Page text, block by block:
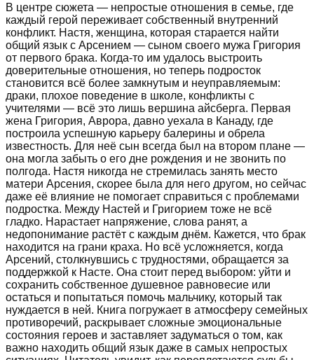
В центре сюжета — непростые отношения в семье, где
каждый герой переживает собственный внутренний
конфликт. Настя, женщина, которая старается найти
общий язык с Арсением — сыном своего мужа Григория
от первого брака. Когда-то им удалось выстроить
доверительные отношения, но теперь подросток
становится всё более замкнутым и неуправляемым:
драки, плохое поведение в школе, конфликты с
учителями — всё это лишь вершина айсберга. Первая
жена Григория, Аврора, давно уехала в Канаду, где
построила успешную карьеру балерины и обрела
известность. Для неё сын всегда был на втором плане —
она могла забыть о его дне рождения и не звонить по
полгода. Настя никогда не стремилась занять место
матери Арсения, скорее была для него другом, но сейчас
даже её влияние не помогает справиться с проблемами
подростка. Между Настей и Григорием тоже не всё
гладко. Нарастает напряжение, слова ранят, а
недопонимание растёт с каждым днём. Кажется, что брак
находится на грани краха. Но всё усложняется, когда
Арсений, столкнувшись с трудностями, обращается за
поддержкой к Насте. Она стоит перед выбором: уйти и
сохранить собственное душевное равновесие или
остаться и попытаться помочь мальчику, который так
нуждается в ней. Книга погружает в атмосферу семейных
противоречий, раскрывает сложные эмоциональные
состояния героев и заставляет задуматься о том, как
важно находить общий язык даже в самых непростых